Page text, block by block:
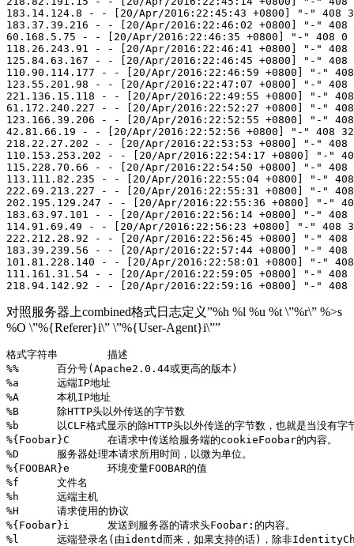
183.14.124.8 - - [20/Apr/2016:22:45:43 +0800] "-" 408
183.37.39.216 - - [20/Apr/2016:22:46:02 +0800] "-"
60.168.5.75 - - [20/Apr/2016:22:46:35 +0800] "-" 408
118.26.243.91 - - [20/Apr/2016:22:46:41 +0800] "-"
125.84.63.167 - - [20/Apr/2016:22:46:45 +0800] "-"
110.90.114.177 - - [20/Apr/2016:22:46:59 +0800] "-"
123.55.201.98 - - [20/Apr/2016:22:47:07 +0800] "-"
221.136.15.118 - - [20/Apr/2016:22:49:55 +0800] "-"
61.172.240.227 - - [20/Apr/2016:22:52:27 +0800] "-"
123.166.39.206 - - [20/Apr/2016:22:52:55 +0800] "-"
42.81.66.19 - - [20/Apr/2016:22:52:56 +0800] "-" 408
218.22.27.202 - - [20/Apr/2016:22:53:53 +0800] "-"
110.153.253.202 - - [20/Apr/2016:22:54:17 +0800] "-"
115.228.70.66 - - [20/Apr/2016:22:54:50 +0800] "-"
113.111.82.235 - - [20/Apr/2016:22:55:04 +0800] "-"
222.69.213.227 - - [20/Apr/2016:22:55:31 +0800] "-"
202.195.129.247 - - [20/Apr/2016:22:55:36 +0800] "-"
183.63.97.101 - - [20/Apr/2016:22:56:14 +0800] "-"
114.91.69.49 - - [20/Apr/2016:22:56:23 +0800] "-" 408
222.212.28.92 - - [20/Apr/2016:22:56:45 +0800] "-"
183.39.239.56 - - [20/Apr/2016:22:57:44 +0800] "-"
101.81.228.140 - - [20/Apr/2016:22:58:01 +0800] "-"
111.161.31.54 - - [20/Apr/2016:22:59:05 +0800] "-"
218.94.142.92 - - [20/Apr/2016:22:59:16 +0800] "-"
对照服务器上combined格式日志定义”%h %l %u %t \”%r\” %>s
%O \”%{Referer}i\” \”%{User-Agent}i\””
格式字符串	描述
%%	百分号(Apache2.0.44或更高的版本)
%a	远端IP地址
%A	本机IP地址
%B	除HTTP头以外传送的字节数
%b	以CLF格式显示的除HTTP头以外传送的字节数，也就是当没有字节传送时显示'-'而不是0。
%{Foobar}C	在请求中传送给服务端的cookieFoobar的内容。
%D	服务器处理本请求所用时间，以微为单位。
%{FOOBAR}e	环境变量FOOBAR的值
%f	文件名
%h	远端主机
%H	请求使用的协议
%{Foobar}i	发送到服务器的请求头Foobar:的内容。
%l	远端登录名(由identd而来，如果支持的话)，除非IdentityCheck设为"On"，否则将得到一个"-"。